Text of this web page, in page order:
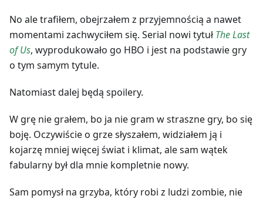
No ale trafiłem, obejrzałem z przyjemnością a nawet
momentami zachwyciłem się. Serial nowi tytuł The Last
of Us, wyprodukowało go HBO i jest na podstawie gry
o tym samym tytule.
Natomiast dalej będą spoilery.
W grę nie grałem, bo ja nie gram w straszne gry, bo się
boję. Oczywiście o grze słyszałem, widziałem ją i
kojarzę mniej więcej świat i klimat, ale sam wątek
fabularny był dla mnie kompletnie nowy.
Sam pomysł na grzyba, który robi z ludzi zombie, nie